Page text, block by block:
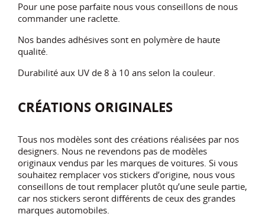
Pour une pose parfaite nous vous conseillons de nous
commander une raclette.
Nos bandes adhésives sont en polymère de haute
qualité.
Durabilité aux UV de 8 à 10 ans selon la couleur.
CRÉATIONS ORIGINALES
Tous nos modèles sont des créations réalisées par nos
designers. Nous ne revendons pas de modèles
originaux vendus par les marques de voitures. Si vous
souhaitez remplacer vos stickers d’origine, nous vous
conseillons de tout remplacer plutôt qu’une seule partie,
car nos stickers seront différents de ceux des grandes
marques automobiles.